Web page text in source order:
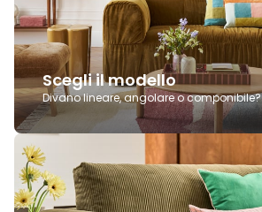
Scegli il modello
Divano lineare, angolare o componibile?
Scegli
un
divano
convertibile